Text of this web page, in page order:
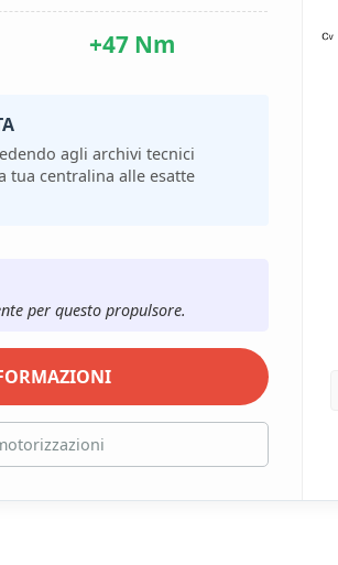
+47 Nm
agli archivi tecnici
tua centralina alle esatte
per questo propulsore.